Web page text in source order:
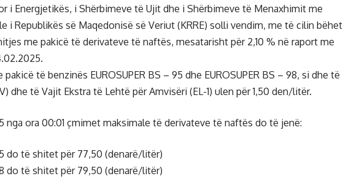
i Energjetikës, i Shërbimeve të Ujit dhe i Shërbimeve të Menaxhimit me
i Republikës së Maqedonisë së Veriut (KRRE) solli vendim, me të cilin bëhet
me pakicë të derivateve të naftës, mesatarisht për 2,10 % në raport me
të benzinës EUROSUPER BS – 95 dhe EUROSUPER BS – 98, si dhe të
dhe të Vajit Ekstra të Lehtë për Amvisëri (EL-1) ulen për 1,50 den/litër.
nga ora 00:01 çmimet maksimale të derivateve të naftës do të jenë:
do të shitet për 77,50 (denarë/litër)
do të shitet për 79,50 (denarë/litër)